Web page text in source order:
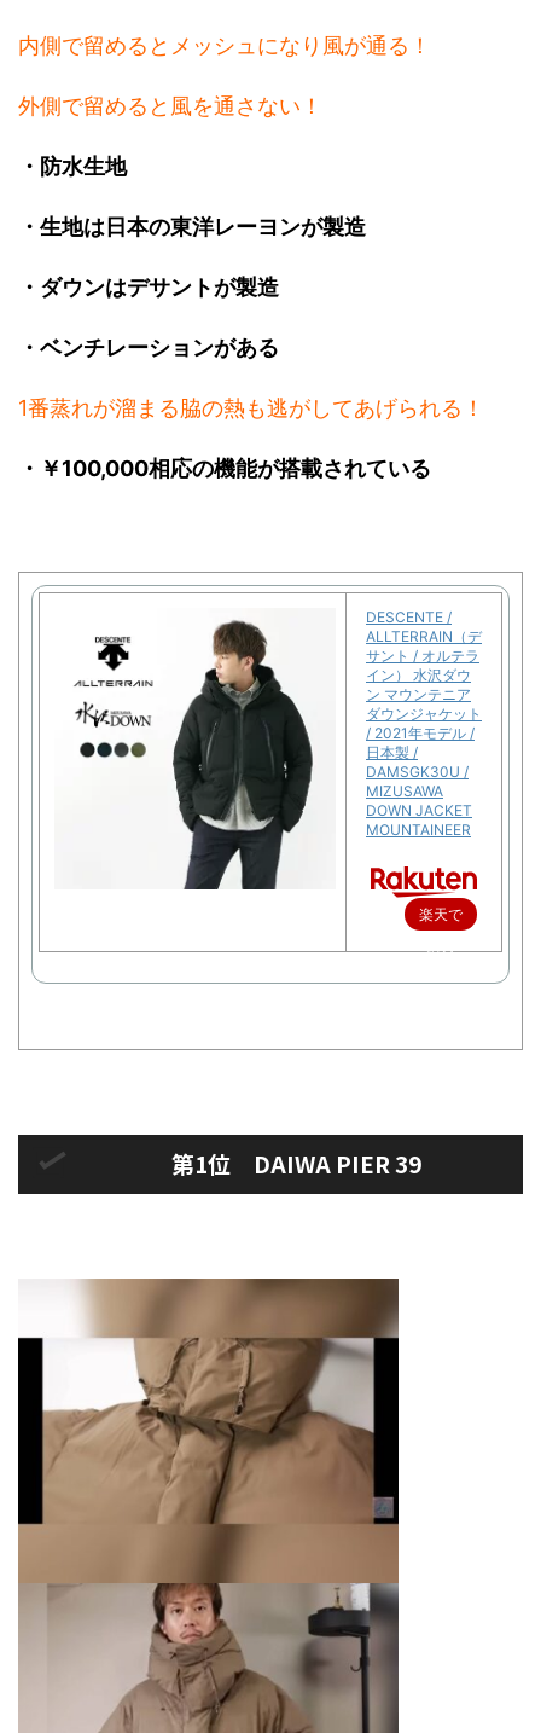
内側で留めるとメッシュになり風が通る！
外側で留めると風を通さない！
・防水生地
・生地は日本の東洋レーヨンが製造
・ダウンはデサントが製造
・ベンチレーションがある
1番蒸れが溜まる脇の熱も逃がしてあげられる！
・￥100,000相応の機能が搭載されている
DESCENTE /
ALLTERRAIN（デ
サント / オルテラ
イン） 水沢ダウ
ン マウンテニア
ダウンジャケット
/ 2021年モデル /
日本製 /
DAMSGK30U /
MIZUSAWA
DOWN JACKET
MOUNTAINEER
楽天で
購入
第1位 DAIWA PIER 39